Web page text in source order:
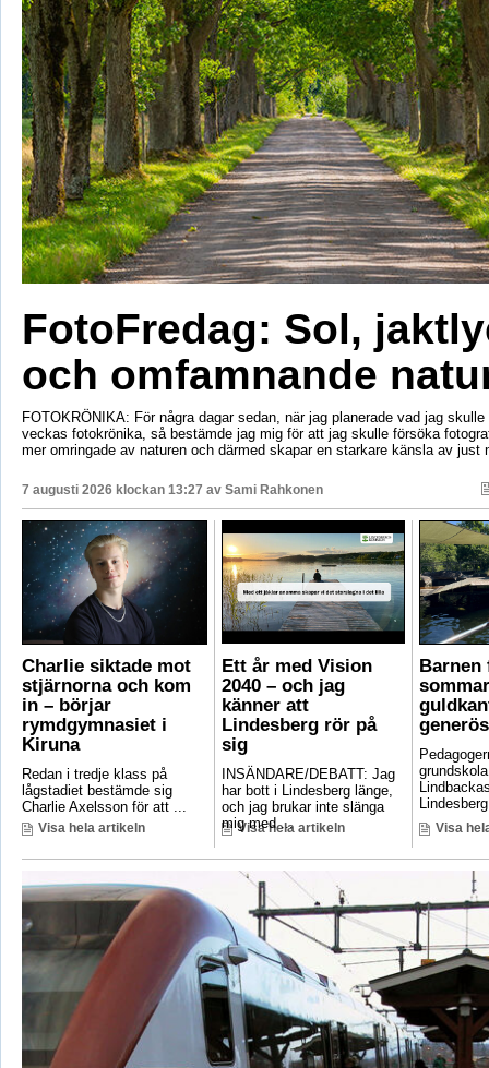
FotoFredag: Sol,
och omfamnande
FOTOKRÖNIKA: För några dagar sedan, när jag planerade vad jag
veckas fotokrönika, så bestämde jag mig för att jag skulle försöka
mer omringade av naturen och därmed skapar en starkare känsla av just
7 augusti 2026 klockan 13:27 av Sami Rahkonen
Charlie siktade mot
stjärnorna och kom
in – börjar
rymdgymnasiet i
Kiruna
Redan i tredje klass på
lågstadiet bestämde sig
Charlie Axelsson för att ...
Visa hela artikeln
Ett år med Vision
2040 – och jag
känner att
Lindesberg rör på
sig
INSÄNDARE/DEBATT: Jag
har bott i Lindesberg länge,
och jag brukar inte slänga
mig med ...
Visa hela artikeln
Barnen
Visa